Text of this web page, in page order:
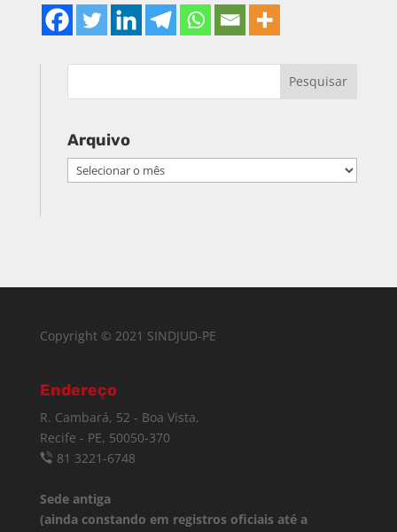
Arquivo
Arquivo
Copyright © 2021 SINDJUD-PE
Endereço
R. Cambará, 52 - Boa Vista,
Recife - PE, 50050-370
81 3221-6748
Sede antiga
(ainda constando em registros oficiais até a